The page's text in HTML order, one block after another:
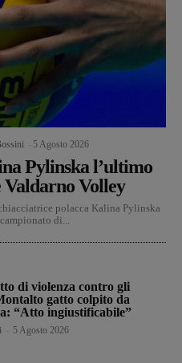
5 Agosto 2026
Pylinska l’ultimo
Valdarno Volley
polacca Kalina Pylinska
di...
di violenza contro gli
gatto colpito da
“Atto ingiustificabile”
5 Agosto 2026